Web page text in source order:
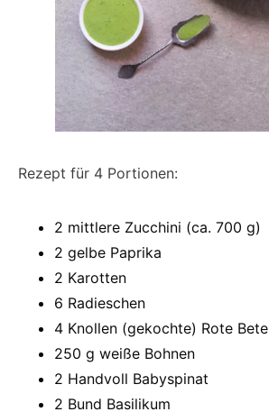
Rezept für 4 Portionen:
2 mittlere Zucchini (ca. 700 g)
2 gelbe Paprika
2 Karotten
6 Radieschen
4 Knollen (gekochte) Rote Bete
250 g weiße Bohnen
2 Handvoll Babyspinat
2 Bund Basilikum